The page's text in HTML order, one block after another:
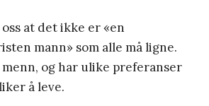
at det ikke er «en
mann» som alle må ligne.
og har ulike preferanser
å leve.